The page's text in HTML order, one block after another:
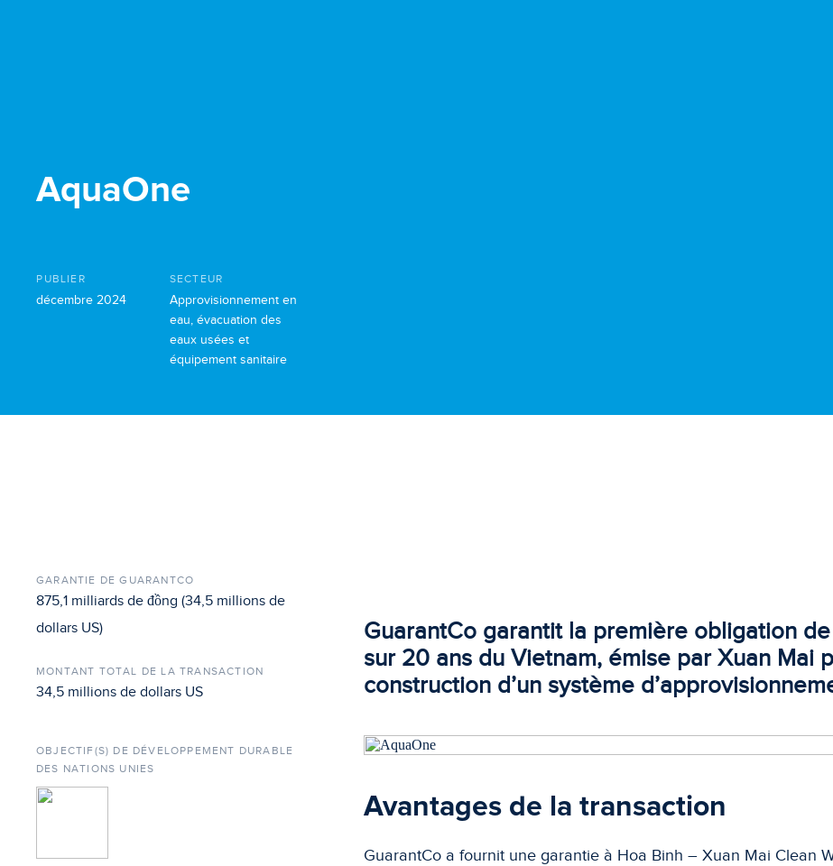
AquaOne
PUBLIER
décembre 2024
SECTEUR
Approvisionnement en
eau, évacuation des
eaux usées et
équipement sanitaire
GARANTIE DE GUARANTCO
875,1 milliards de đồng (34,5 millions de
dollars US)
MONTANT TOTAL DE LA TRANSACTION
34,5 millions de dollars US
OBJECTIF(S) DE DÉVELOPPEMENT DURABLE
DES NATIONS UNIES
GuarantCo garantit la première obligation
sur 20 ans du Vietnam, émise par Xuan Mai
construction d’un système
Avantages de la transaction
GuarantCo a fournit une garantie à Hoa Binh – Xuan Mai Clean